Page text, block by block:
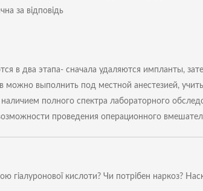
за відповідь
в два этапа- сначала удаляются импланты,
выполнить под местной анестезией,
полного спектра лабораторного
проведения операционного
кислоти? Чи потрібен наркоз?